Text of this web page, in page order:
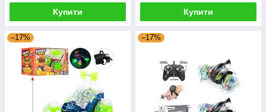
Купити Купити
–17% –17%